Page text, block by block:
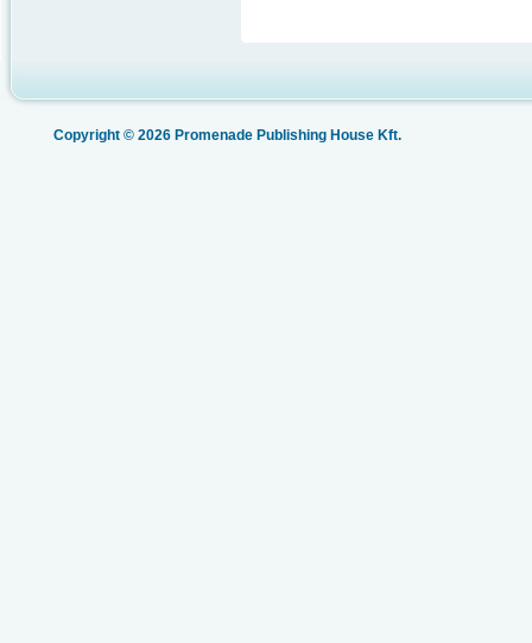
Copyright © 2026 Promenade Publishing House Kft.